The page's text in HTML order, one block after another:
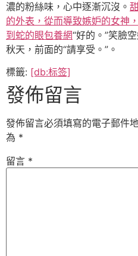
濃的粉絲味，心中逐漸沉沒。
的外表，從而導致嫉妒的女神
到蛇的眼包養網“好的。”笑臉
秋天，前面的“請享受。”。
標籤: [db:标签]
發佈留言
發佈留言必須填寫的電子郵件
為 *
留言 *